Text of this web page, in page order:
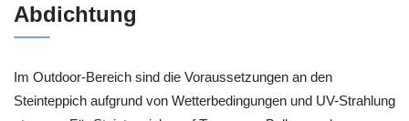
Abdichtung
Im Outdoor-Bereich sind die Voraussetzungen an den
Steinteppich aufgrund von Wetterbedingungen und UV-Strahlung